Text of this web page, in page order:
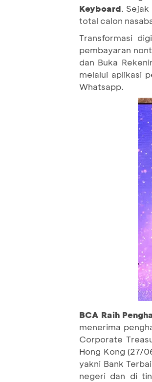
Keyboard.
total calon
Transformasi
pembayaran
dan Buka
melalui aplikasi
Whatsapp.
BCA Raih
menerima
Corporate
Hong Kong (27/
yakni Bank
negeri dan di